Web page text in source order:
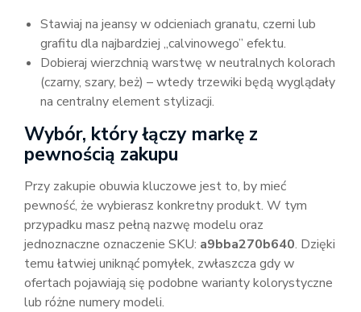
Stawiaj na jeansy w odcieniach granatu, czerni lub
grafitu dla najbardziej „calvinowego” efektu.
Dobieraj wierzchnią warstwę w neutralnych kolorach
(czarny, szary, beż) – wtedy trzewiki będą wyglądały
na centralny element stylizacji.
Wybór, który łączy markę z
pewnością zakupu
Przy zakupie obuwia kluczowe jest to, by mieć
pewność, że wybierasz konkretny produkt. W tym
przypadku masz pełną nazwę modelu oraz
jednoznaczne oznaczenie SKU: a9bba270b640. Dzięki
temu łatwiej uniknąć pomyłek, zwłaszcza gdy w
ofertach pojawiają się podobne warianty kolorystyczne
lub różne numery modeli.